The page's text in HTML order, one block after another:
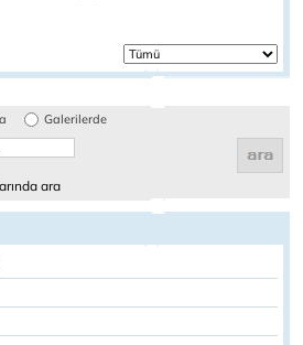
Galerilerde
ara